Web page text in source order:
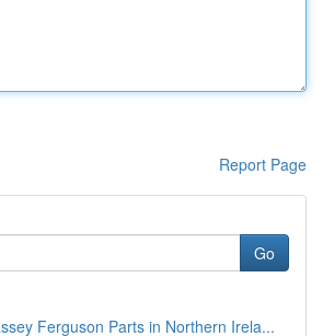
Report Page
Go
Ferguson Parts in Northern Irela...